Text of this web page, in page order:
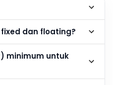
dan floating?
minimum untuk